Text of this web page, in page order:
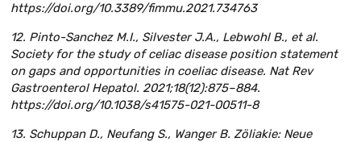
https://doi.org/10.3389/fimmu.2021.734763
12. Pinto-Sanchez M.I., Silvester J.A., Lebwohl B., et al.
Society for the study of celiac disease position statement
on gaps and opportunities in coeliac disease. Nat Rev
Gastroenterol Hepatol. 2021;18(12):875–884.
https://doi.org/10.1038/s41575-021-00511-8
13. Schuppan D., Neufang S., Wanger B. Zöliakie: Neue